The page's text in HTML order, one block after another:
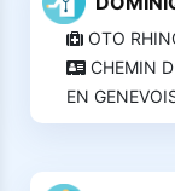
OTO
CHEMIN
EN